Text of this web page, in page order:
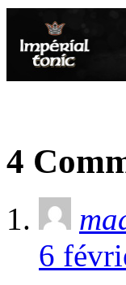
4
6